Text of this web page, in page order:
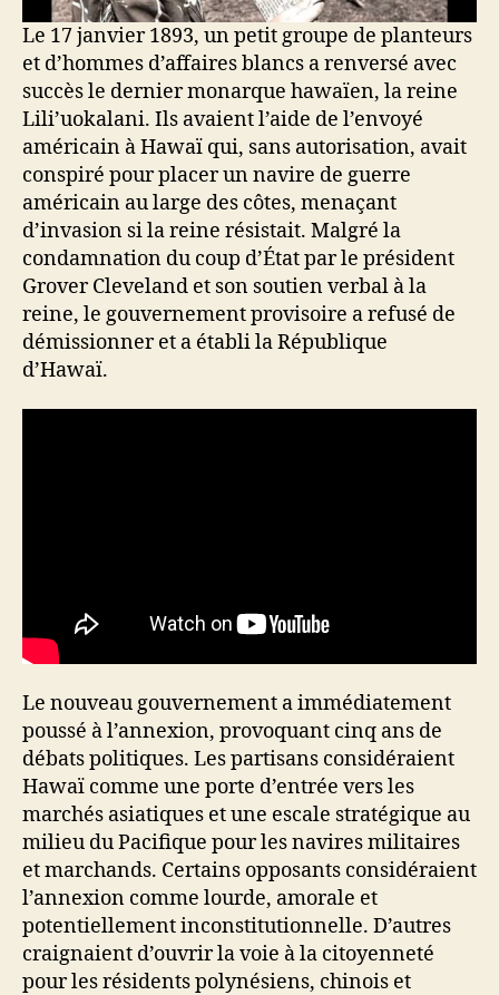
Le 17 janvier 1893, un petit groupe de planteurs
et d’hommes d’affaires blancs a renversé avec
succès le dernier monarque hawaïen, la reine
Lili’uokalani. Ils avaient l’aide de l’envoyé
américain à Hawaï qui, sans autorisation, avait
conspiré pour placer un navire de guerre
américain au large des côtes, menaçant
d’invasion si la reine résistait. Malgré la
condamnation du coup d’État par le président
Grover Cleveland et son soutien verbal à la
reine, le gouvernement provisoire a refusé de
démissionner et a établi la République
d’Hawaï.
Le nouveau gouvernement a immédiatement
poussé à l’annexion, provoquant cinq ans de
débats politiques. Les partisans considéraient
Hawaï comme une porte d’entrée vers les
marchés asiatiques et une escale stratégique au
milieu du Pacifique pour les navires militaires
et marchands. Certains opposants considéraient
l’annexion comme lourde, amorale et
potentiellement inconstitutionnelle. D’autres
craignaient d’ouvrir la voie à la citoyenneté
pour les résidents polynésiens, chinois et